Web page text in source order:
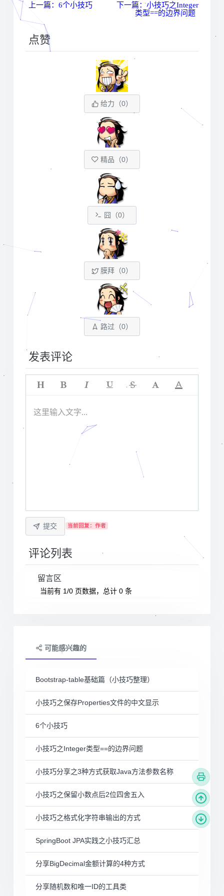
上一篇：6个小技巧
下一篇：小技巧之Integer
类型==的边界问题
点赞
给力（0）
精品（0）
囧（0）
膜拜（0）
路过（0）
发表评论
这里输入文字...
提交 当前回复：作者
评论列表
留言区
当前有 1/0 页数据，总计 0 条
可能感兴趣的
Bootstrap-table基础篇（小技巧整理）
小技巧之保存Properties文件的中文显示
6个小技巧
小技巧之Integer类型==的边界问题
小技巧分享之3种方式获取Java方法参数名称
小技巧之保留小数点后2位四舍五入
小技巧之格式化字符串输出的方式
SpringBoot JPA实践之小技巧汇总
分享BigDecimal金额计算的4种方式
分享随机数和唯一ID的工具类